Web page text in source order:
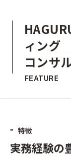
ィング
コンサ
FEATURE
- 特徴
実務経験の